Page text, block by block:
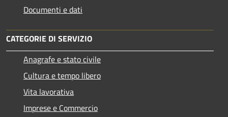
Documenti e dati
CATEGORIE DI SERVIZIO
Anagrafe e stato civile
Cultura e tempo libero
Vita lavorativa
Imprese e Commercio